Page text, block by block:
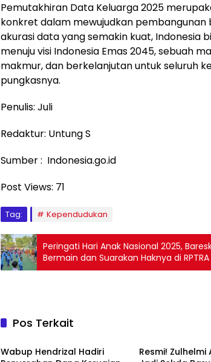
Pemutakhiran Data Keluarga 2025
konkret dalam mewujudkan pembangunan
akurasi data yang semakin kuat, Indonesia
menuju visi Indonesia Emas 2045, sebuah
makmur, dan berkelanjutan untuk seluruh
pungkasnya.
Penulis: Juli
Redaktur: Untung S
Sumber : Indonesia.go.id
Post Views: 71
Tag: Kependudukan
Peringati Hari Anak Nasional 2025,
Bermain dan Suarakan Haknya di
Pos Terkait
Pemerintah
Wabup Hendrizal Hadiri
Resmi! Zulhelmi